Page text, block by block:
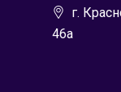
г.
46а